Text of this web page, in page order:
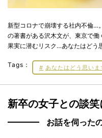
新型コロナで崩壊する社内不倫…
の著書がある沢木文が、東京で
果実に潜むリスク…あなたはどう
Tags： あなたはどう思いま
新卒の女子との談
お話を伺った